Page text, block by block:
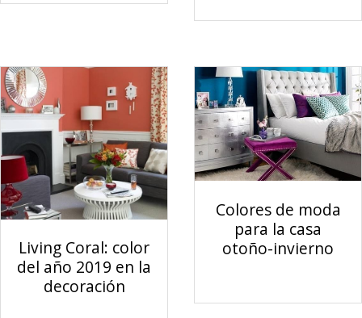
Living Coral: color
del año 2019 en la
decoración
Colores de moda
para la casa
otoño-invierno